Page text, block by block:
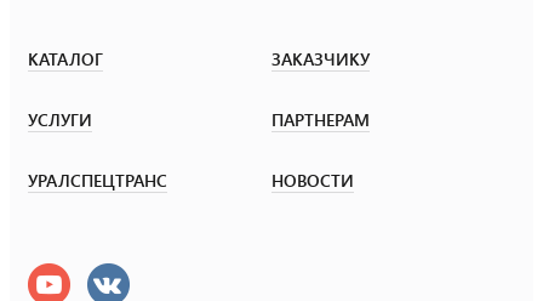
КАТАЛОГ ЗАКАЗЧИКУ
УСЛУГИ ПАРТНЕРАМ
УРАЛСПЕЦТРАНС НОВОСТИ